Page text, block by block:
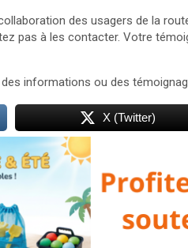
des usagers de la
pas à les contacter. Votre
informations ou des
X (Twitter)